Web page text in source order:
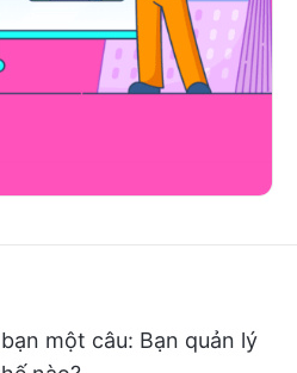
một câu: Bạn quản lý